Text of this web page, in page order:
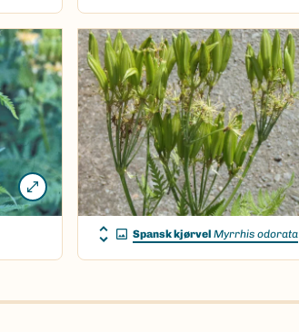
Spansk kjørvel Myrrhis odorata